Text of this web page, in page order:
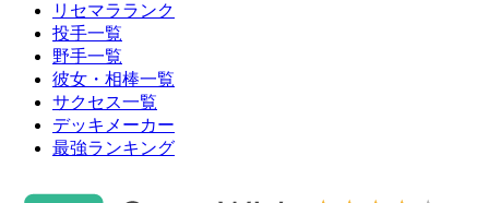
リセマラランク
投手一覧
野手一覧
彼女・相棒一覧
サクセス一覧
デッキメーカー
最強ランキング